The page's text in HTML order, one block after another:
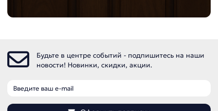
Будьте в центре событий - подпишитесь на наши
новости! Новинки, скидки, акции.